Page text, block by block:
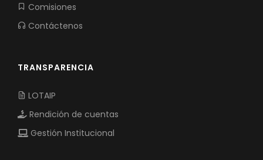
Comisiones
Contáctenos
TRANSPARENCIA
LOTAIP
Rendición de cuentas
Gestión Institucional